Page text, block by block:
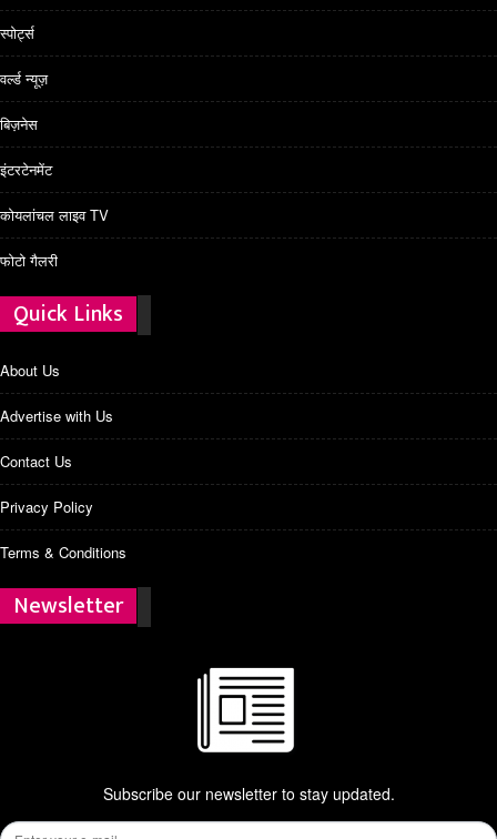
स्पोर्ट्स
वर्ल्ड न्यूज़
बिज़नेस
इंटरटेनमेंट
कोयलांचल लाइव TV
फोटो गैलरी
Quick Links
About Us
Advertise with Us
Contact Us
Privacy Policy
Terms & Conditions
Newsletter
Subscribe our newsletter to stay updated.